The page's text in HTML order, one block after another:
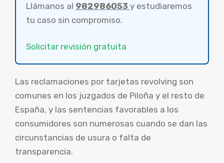
Llámanos al 982986053 y estudiaremos
tu caso sin compromiso.
Solicitar revisión gratuita
Las reclamaciones por tarjetas revolving son
comunes en los juzgados de Piloña y el resto de
España, y las sentencias favorables a los
consumidores son numerosas cuando se dan las
circunstancias de usura o falta de
transparencia.